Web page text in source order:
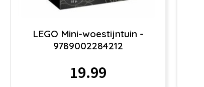
LEGO Mini-woestijntuin -
9789002284212
19.99